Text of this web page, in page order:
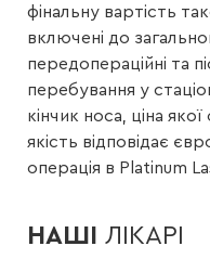
фінальну вартість
включені до
передопераційні та
перебування у
кінчик носа, ціна
якість відповідає
операція в Platinum
НАШІ ЛІКАРІ